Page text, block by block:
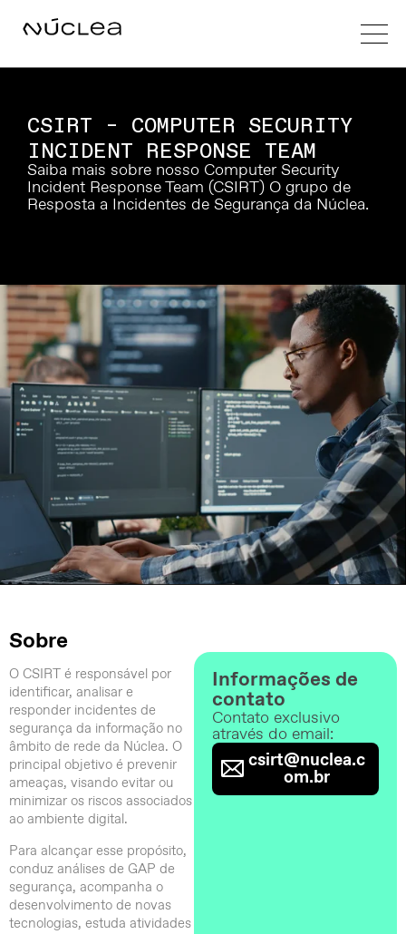
CSIRT – COMPUTER SECURITY
INCIDENT RESPONSE TEAM
Saiba mais sobre nosso Computer Security
Incident Response Team (CSIRT) O grupo de
Resposta a Incidentes de Segurança da Núclea.
Sobre
O CSIRT é responsável por
identificar, analisar e
responder incidentes de
segurança da informação no
âmbito de rede da Núclea. O
principal objetivo é prevenir
ameaças, visando evitar ou
minimizar os riscos associados
ao ambiente digital.
Para alcançar esse propósito,
conduz análises de GAP de
segurança, acompanha o
desenvolvimento de novas
tecnologias, estuda atividades
Informações de
contato
Contato exclusivo
através do email:
csirt@nuclea.c
om.br